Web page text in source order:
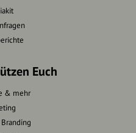
Euch
& mehr